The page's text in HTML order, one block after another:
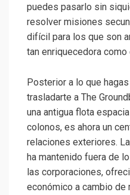
puedes pasarlo sin
resolver misiones
difícil para los que son
tan enriquecedora como
Posterior a lo que
trasladarte a The
una antigua flota
colonos, es ahora un
relaciones exteriores.
ha mantenido fuera de
las corporaciones,
económico a cambio de